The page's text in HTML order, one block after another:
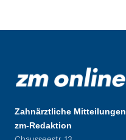
Zahnärztliche Mitteilungen
zm-Redaktion